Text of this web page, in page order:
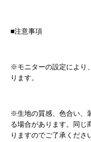
■注意事項
※モニターの設定により
ります。
※生地の質感、色合い、
る場合があります。同じ
りますのでご了承くださ